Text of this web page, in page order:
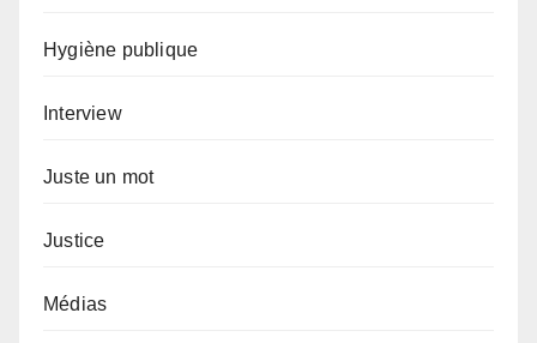
Hygiène publique
Interview
Juste un mot
Justice
Médias